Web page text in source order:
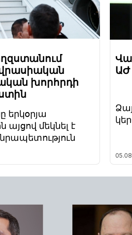
խորհրդի
երկօրյա
մեկնել է